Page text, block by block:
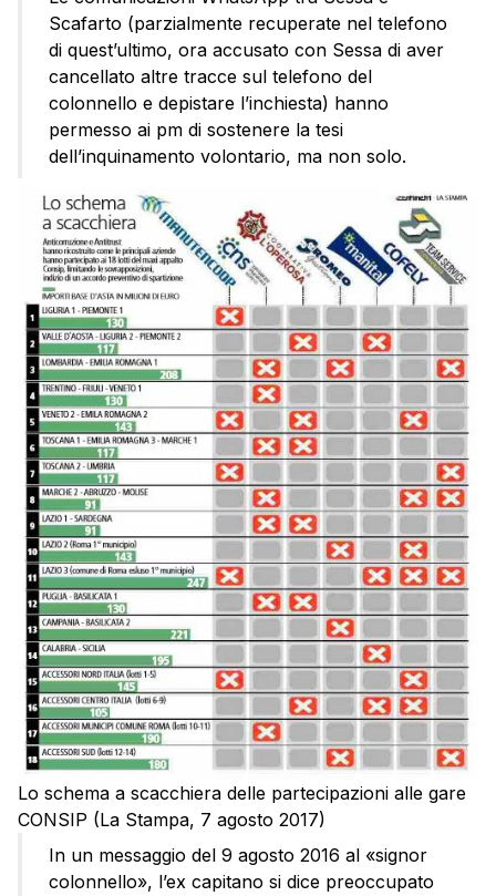
Scafarto (parzialmente recuperate nel telefono
di quest’ultimo, ora accusato con Sessa di aver
cancellato altre tracce sul telefono del
colonnello e depistare l’inchiesta) hanno
permesso ai pm di sostenere la tesi
dell’inquinamento volontario, ma non solo.
Lo schema a scacchiera delle partecipazioni alle gare
CONSIP (La Stampa, 7 agosto 2017)
In un messaggio del 9 agosto 2016 al «signor
colonnello», l’ex capitano si dice preoccupato